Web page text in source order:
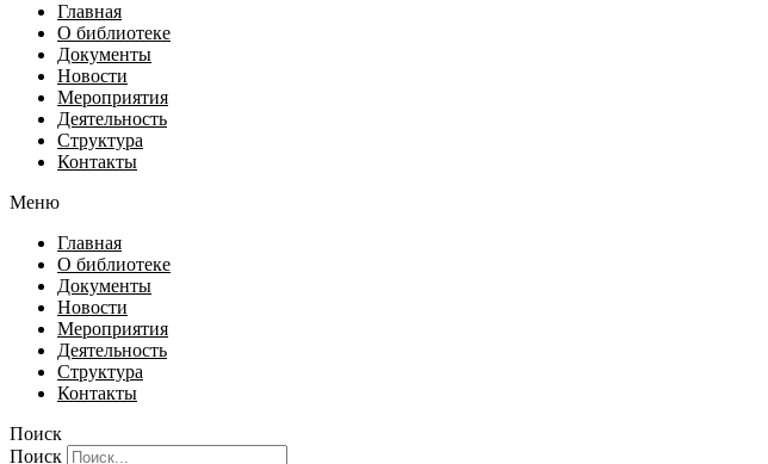
Главная
О библиотеке
Документы
Новости
Мероприятия
Деятельность
Структура
Контакты
Меню
Главная
О библиотеке
Документы
Новости
Мероприятия
Деятельность
Структура
Контакты
Поиск
Поиск